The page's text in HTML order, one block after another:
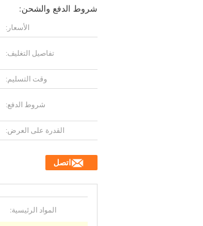
شروط الدفع والشحن:
الأسعار:
تفاصيل التغليف:
وقت التسليم:
شروط الدفع:
القدرة على العرض:
اتصل
المواد الرئيسية: